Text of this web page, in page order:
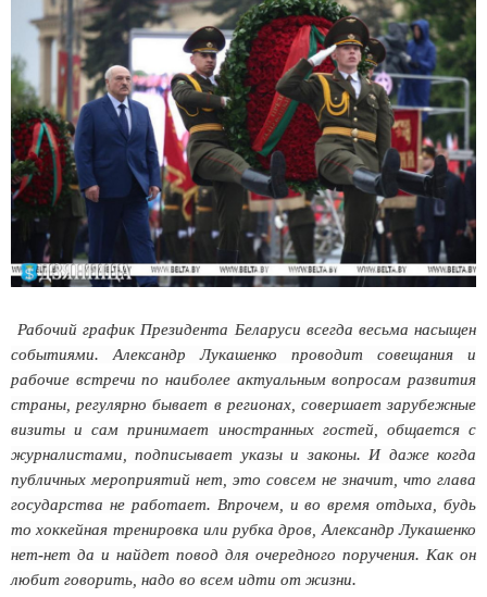
Рабочий график Президента Беларуси всегда весьма насыщен
событиями. Александр Лукашенко проводит совещания и
рабочие встречи по наиболее актуальным вопросам развития
страны, регулярно бывает в регионах, совершает зарубежные
визиты и сам принимает иностранных гостей, общается с
журналистами, подписывает указы и законы. И даже когда
публичных мероприятий нет, это совсем не значит, что глава
государства не работает. Впрочем, и во время отдыха, будь
то хоккейная тренировка или рубка дров, Александр Лукашенко
нет-нет да и найдет повод для очередного поручения. Как он
любит говорить, надо во всем идти от жизни.